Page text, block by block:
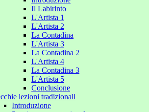
Il Labirinto
L'Artista 1
L'Artista 2
La Contadina
L'Artista 3
La Contadina 2
L'Artista 4
La Contadina 3
L'Artista 5
Conclusione
lezioni tradizionali
Introduzione